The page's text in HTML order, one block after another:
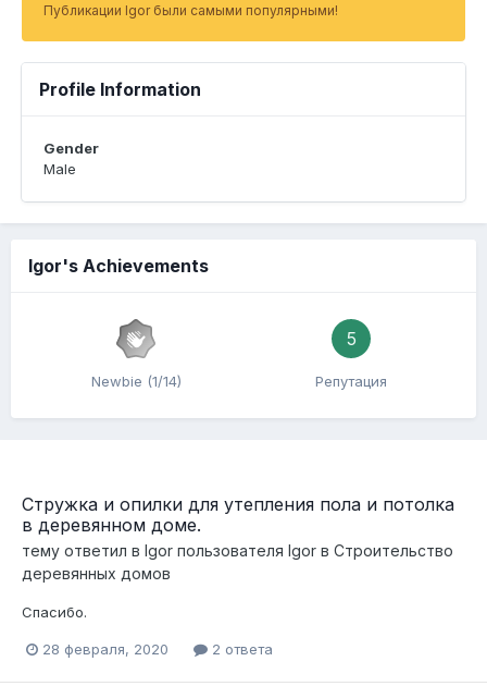
Публикации Igor были самыми популярными!
Profile Information
Gender
Male
Igor's Achievements
Newbie (1/14)
5
Репутация
Стружка и опилки для утепления пола и потолка
в деревянном доме.
тему ответил в Igor пользователя Igor в Строительство
деревянных домов
Спасибо.
28 февраля, 2020 2 ответа